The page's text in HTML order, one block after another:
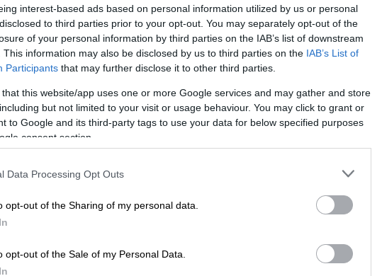
interest-based ads based on personal information utilized by us or personal
to third parties prior to your opt-out. You may separately opt-out of the
of your personal information by third parties on the IAB’s list of downstream
This information may also be disclosed by us to third parties on the IAB’s List of
Participants that may further disclose it to other third parties.
that this website/app uses one or more Google services and may gather and store
but not limited to your visit or usage behaviour. You may click to grant or
to Google and its third-party tags to use your data for below specified purposes
consent section.
Data Processing Opt Outs
opt-out of the Sharing of my personal data.
opt-out of the Sale of my Personal Data.
το ΕΘΝΟΣ στη Google
Street Food Festival, το φεστιβάλ
Μάιο με το «φαγητό του δρόμου»
στην άνθηση της
σήμερα, το Παλιό Αμαξοστάσιο του
σε σημείο συνάντησης πλήθος κόσμου
τάσεις και αποκλειστικές pop-up
δημιουργούς.